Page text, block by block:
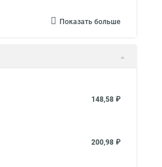
Показать больше
148,58 ₽
200,98 ₽